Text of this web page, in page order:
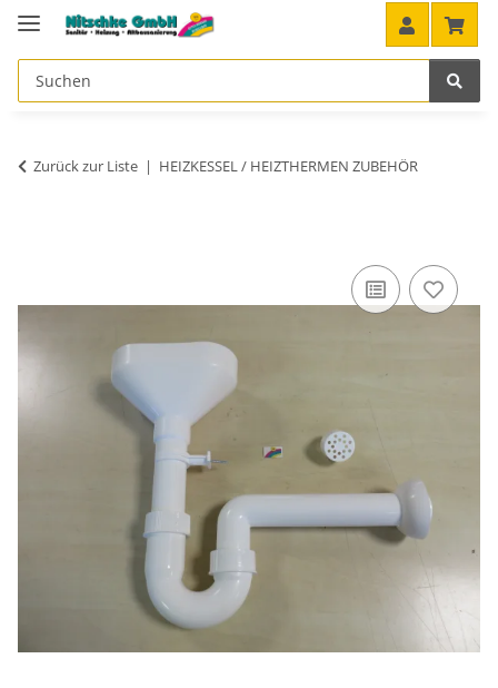
Zurück zur Liste HEIZKESSEL / HEIZTHERMEN ZUBEHÖR